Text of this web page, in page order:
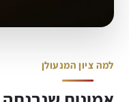
למה ציון המנעולן